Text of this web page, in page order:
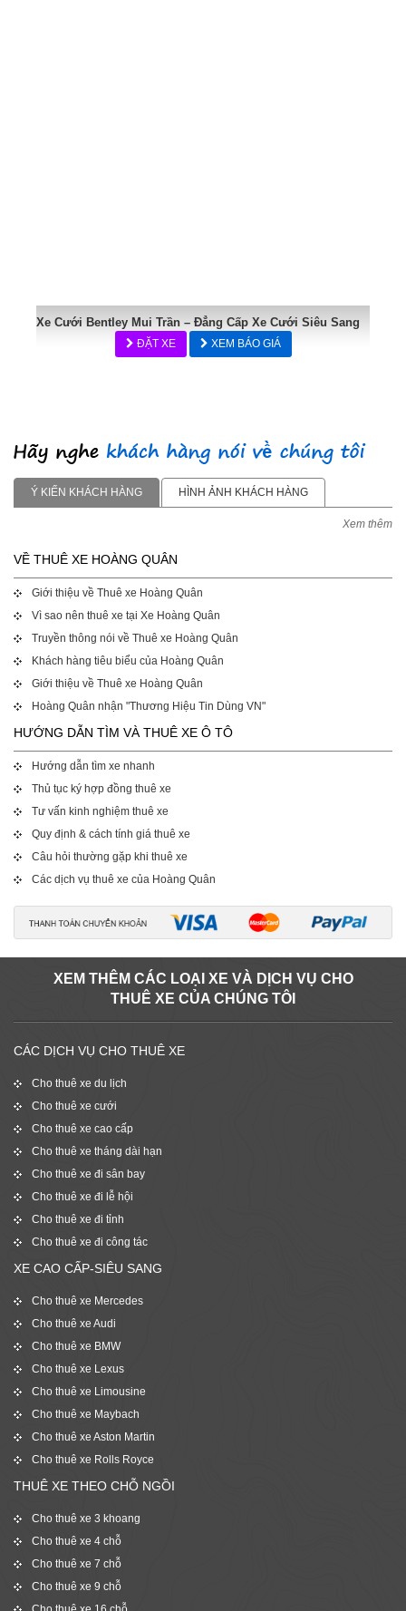
Xe Cưới Bentley Mui Trần – Đẳng Cấp Xe Cưới Siêu Sang
ĐẶT XE XEM BÁO GIÁ
Ý KIẾN KHÁCH HÀNG HÌNH ẢNH KHÁCH HÀNG
Xem thêm
VỀ THUÊ XE HOÀNG QUÂN
Giới thiệu về Thuê xe Hoàng Quân
Vì sao nên thuê xe tại Xe Hoàng Quân
Truyền thông nói về Thuê xe Hoàng Quân
Khách hàng tiêu biểu của Hoàng Quân
Giới thiệu về Thuê xe Hoàng Quân
Hoàng Quân nhận "Thương Hiệu Tin Dùng VN"
HƯỚNG DẪN TÌM VÀ THUÊ XE Ô TÔ
Hướng dẫn tìm xe nhanh
Thủ tục ký hợp đồng thuê xe
Tư vấn kinh nghiệm thuê xe
Quy định & cách tính giá thuê xe
Câu hỏi thường gặp khi thuê xe
Các dịch vụ thuê xe của Hoàng Quân
XEM THÊM CÁC LOẠI XE VÀ DỊCH VỤ CHO
THUÊ XE CỦA CHÚNG TÔI
CÁC DỊCH VỤ CHO THUÊ XE
Cho thuê xe du lịch
Cho thuê xe cưới
Cho thuê xe cao cấp
Cho thuê xe tháng dài hạn
Cho thuê xe đi sân bay
Cho thuê xe đi lễ hội
Cho thuê xe đi tỉnh
Cho thuê xe đi công tác
XE CAO CẤP-SIÊU SANG
Cho thuê xe Mercedes
Cho thuê xe Audi
Cho thuê xe BMW
Cho thuê xe Lexus
Cho thuê xe Limousine
Cho thuê xe Maybach
Cho thuê xe Aston Martin
Cho thuê xe Rolls Royce
THUÊ XE THEO CHỖ NGỒI
Cho thuê xe 3 khoang
Cho thuê xe 4 chỗ
Cho thuê xe 7 chỗ
Cho thuê xe 9 chỗ